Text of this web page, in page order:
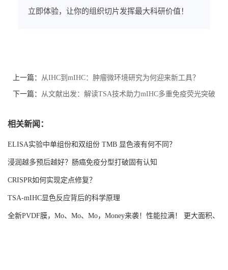
立即体验，让你的组织切片发挥最大科研价值！
上一篇： 从IHC到mIHC：肿瘤微环境研究为何迎来新工具？
下一篇： 从文献出发：解读TSA技术助力mIHC多重免疫荧光突破
相关新闻：
ELISA实验中单组份和双组份 TMB 显色液有何不同？
浸润越多预后越好？肠癌免疫分型打破固有认知
CRISPR如何实现定点修复？
TSA-mIHC显色反应背后的科学原理
全新PVDF膜，Mo、Mo、Mo，Money来袭！性能拉满！ 更大面积、